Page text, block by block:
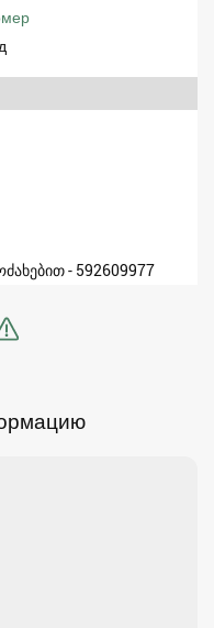
- 592609977